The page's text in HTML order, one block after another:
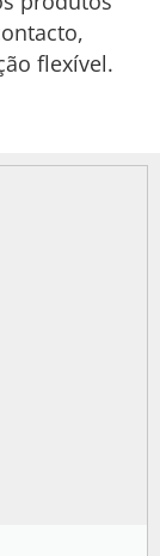
flexível.